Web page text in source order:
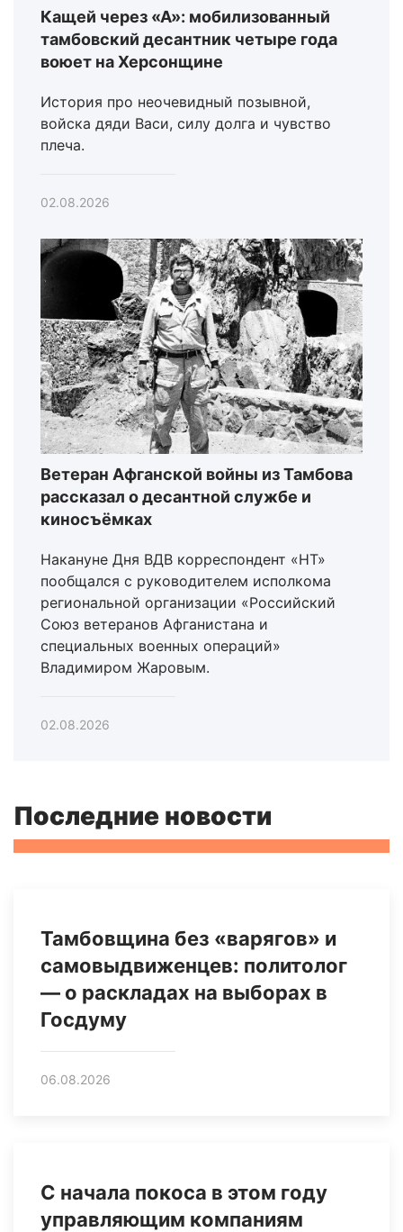
Кащей через «А»: мобилизованный
тамбовский десантник четыре года
воюет на Херсонщине
История про неочевидный позывной,
войска дяди Васи, силу долга и чувство
плеча.
02.08.2026
Ветеран Афганской войны из Тамбова
рассказал о десантной службе и
киносъёмках
Накануне Дня ВДВ корреспондент «НТ»
пообщался с руководителем исполкома
региональной организации «Российский
Союз ветеранов Афганистана и
специальных военных операций»
Владимиром Жаровым.
02.08.2026
Последние новости
Тамбовщина без «варягов» и
самовыдвиженцев: политолог
— о раскладах на выборах в
Госдуму
06.08.2026
С начала покоса в этом году
управляющим компаниям